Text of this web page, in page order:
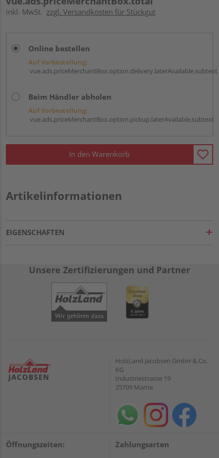
inkl. MwSt. zzgl. Versandkosten für Stückgut
Online bestellen
Auf Vorbestellung:
vue.ads.priceMerchantBox.option.delivery.laterAvailable.subtext
Beim Händler abholen
Auf Vorbestellung:
vue.ads.priceMerchantBox.option.pickup.laterAvailable.subtext
In den Warenkorb
Artikelinformationen
EIGENSCHAFTEN
Unsere Zertifizierungen und Partner
HolzLand Jacobsen GmbH & Co.
KG
Industriestrasse 19
25709 Marne
Öffnungszeiten: Zahlungsarten